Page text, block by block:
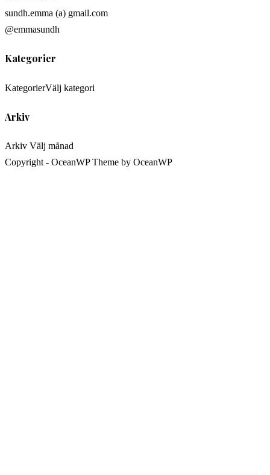
sundh.emma (a) gmail.com
@emmasundh
Kategorier
KategorierVälj kategori
Arkiv
Arkiv Välj månad
Copyright - OceanWP Theme by OceanWP